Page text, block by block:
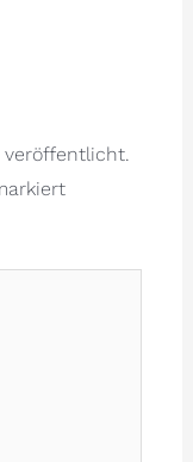
veröffentlicht.